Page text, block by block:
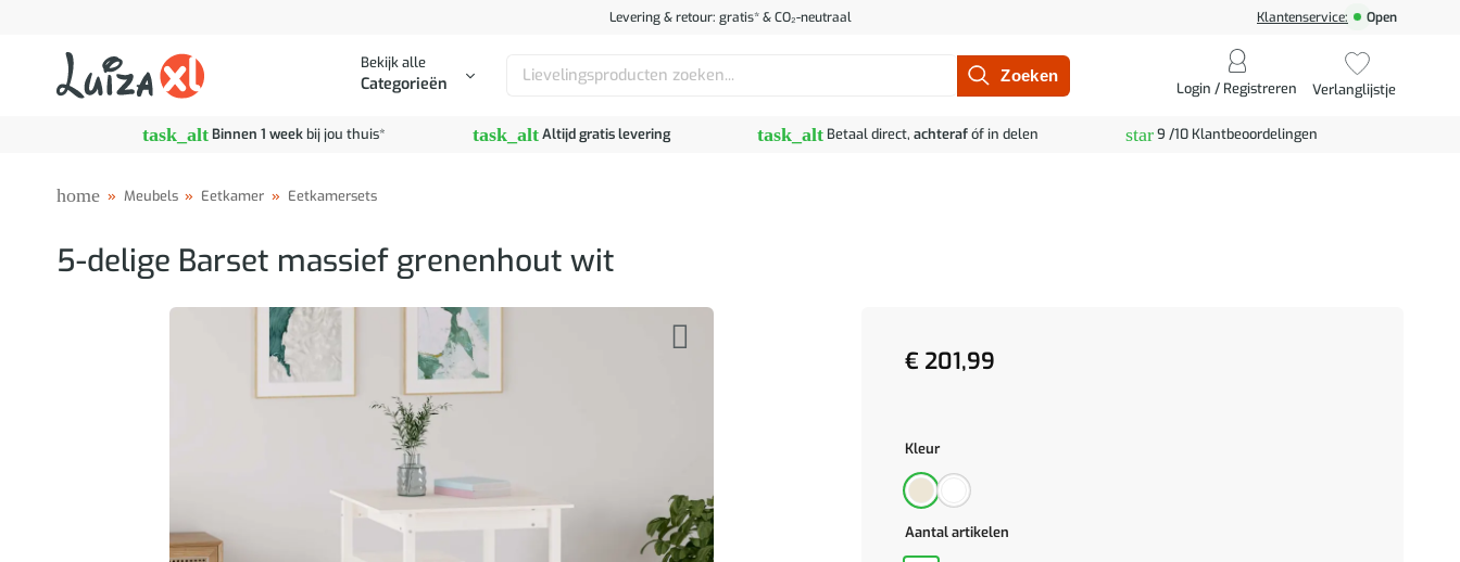
Levering & retour: gratis* & CO₂-neutraal Klantenservice: Open
Bekijk alle
Categorieën
Zoeken
Login / Registreren Verlanglijstje
task_altBinnen 1 weekbij jou thuis* task_altAltijd gratis levering task_alt Betaal direct, achterafóf in delen star9 /10 Klantbeoordelingen
home » Meubels » Eetkamer » Eetkamersets
5-delige Barset massief grenenhout wit
€ 201,99
Kleur
Aantal artikelen